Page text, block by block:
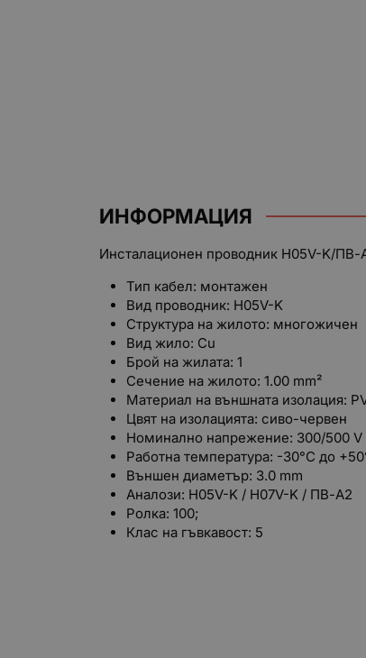
ИНФОРМАЦИЯ
Инсталационен проводник H05V-K/ПВ-
Тип кабел: монтажен
Вид проводник: H05V-K
Структура на жилото: многожичен
Вид жило: Cu
Брой на жилата: 1
Сечение на жилото: 1.00 mm²
Материал на външната изолация:
Цвят на изолацията: сиво-червен
Номинално напрежение: 300/500 V
Работна температура: -30°С до
Външен диаметър: 3.0 mm
Аналози: H05V-K / H07V-K / ПВ-А2
Ролка: 100;
Клас на гъвкавост: 5